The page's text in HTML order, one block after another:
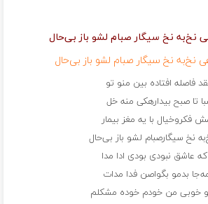
نخ‌به نخ سیگار صبام لشو باز بی‌حال
نخ‌به نخ سیگار صبام لشو باز بی‌حال
فاصله افتاده بین منو تو
تا صبح بیدارهکی منه خل
فکروخیال با یه مغز بیمار
نخ سیگارصبام لشو باز بی‌حال
عاشق نبودی بودی ادا مدا
بدمو بگواصن فدا مدات
خوبی من خودم خوده مشکلم